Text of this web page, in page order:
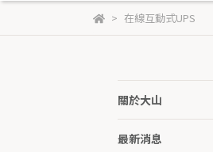
在線互動式UPS
關於大山
最新消息